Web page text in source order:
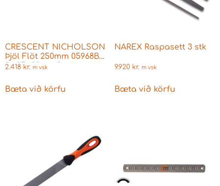
CRESCENT NICHOLSON
Þjöl Flöt 250mm 05968BC
BASTARD með
2.418 kr. m vsk
Bæta við körfu
NAREX Raspasett 3 stk
9.920 kr. m vsk
Bæta við körfu